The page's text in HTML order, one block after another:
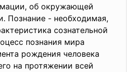
об окружающей
Познание - необходимая,
сознательной
познания мира
рождения человека
на протяжении всей